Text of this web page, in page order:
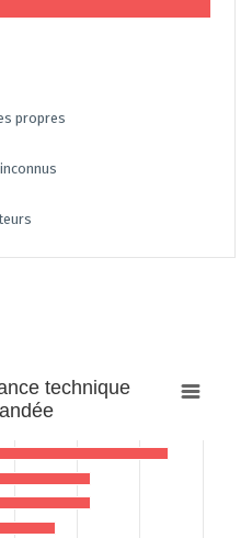
propres
categories.
%. Data ranges from
technique